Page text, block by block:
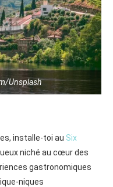
Unsplash
installe-toi au Six
niché au cœur des
gastronomiques
niques